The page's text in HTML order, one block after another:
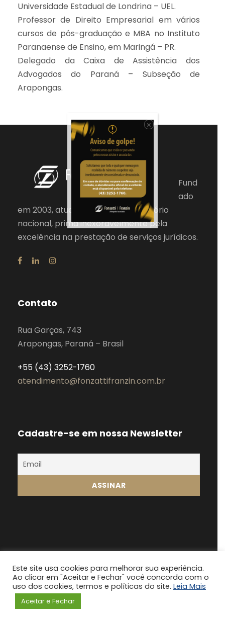
Universidade Estadual de Londrina – UEL.
Professor de Direito Empresarial em vários
cursos de pós-graduação e MBA no Instituto
Paranaense de Ensino, em Maringá – PR.
Delegado da Caixa de Assistência dos
Advogados do Paraná – Subseção de
Arapongas.
Fund
ado
em 2003, atuando em todo o território
nacional, prima inexoravelmente pela
excelência na prestação de serviços jurídicos.
Contato
Rua Garças, 743
Arapongas, Paraná – Brasil
+55 (43) 3252-1760
atendimento@fonzattifranzin.com.br
Cadastre-se em nossa Newsletter
Fonsatti Franzin 2024, Todos os direitos
Este site usa cookies para melhorar sua experiência.
Ao clicar em "Aceitar e Fechar" você concorda com o
uso dos cookies, termos e políticas do site. Leia Mais
Aceitar e Fechar
×